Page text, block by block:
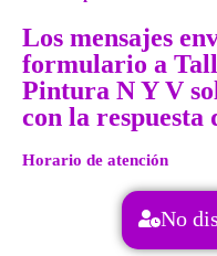
Los mensajes
formulario a
Pintura N Y V
con la
Horario de atención
No